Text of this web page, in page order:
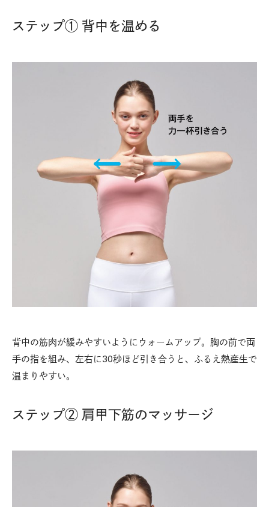
ステップ① 背中を温める
背中の筋肉が緩みやすいようにウォームアップ。胸の前で両
手の指を組み、左右に30秒ほど引き合うと、ふるえ熱産生で
温まりやすい。
ステップ② 肩甲下筋のマッサージ